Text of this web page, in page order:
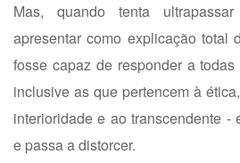
Mas, quando tenta
apresentar como explicação total
fosse capaz de responder a
inclusive as que pertencem à
interioridade e ao transcendente -
e passa a distorcer.